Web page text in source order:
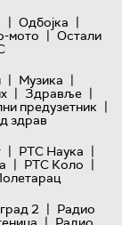
| Одбојка |
мото | Остали
| Музика |
| Здравље |
предузетник |
здрав
| РТС Наука |
| РТС Коло |
2 | Радио